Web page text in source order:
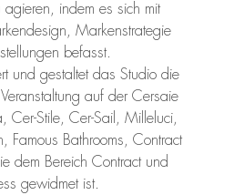
indem es sich mit
Markenstrategie
befasst.
und gestaltet das Studio die
auf der Cersaie
Cer-Stile, Cer-Sail, Milleluci,
Famous Bathrooms, Contract
dem Bereich Contract und
gewidmet ist.